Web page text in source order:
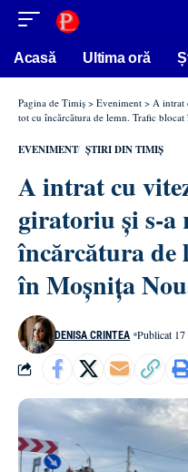
conținut
Acasă Ultima oră
Pagina de Timiș > Eveniment > A intrat
tot cu încărcătura de lemn. Trafic
EVENIMENT ȘTIRI DIN TIMIȘ
A intrat cu
giratoriu și s-a
încărcătura de
în Moșnița
DENISA CRINTEA Publicat